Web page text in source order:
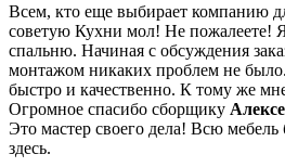
Всем, кто еще выбирает компанию
советую Кухни мол! Не пожалеете!
спальню. Начиная с обсуждения
монтажом никаких проблем не
быстро и качественно. К тому же
Огромное спасибо сборщику
Это мастер своего дела! Всю мебель
здесь.